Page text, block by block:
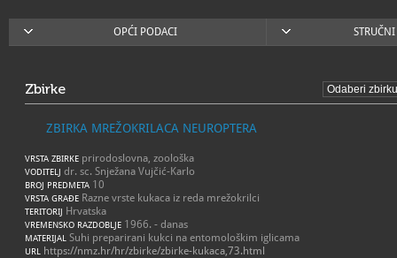
OPĆI PODACI
Zbirke
ZBIRKA MREŽOKRILACA NEUROPTERA
VRSTA ZBIRKE prirodoslovna, zoološka
VODITELJ dr. sc. Snježana Vujčić-Karlo
BROJ PREDMETA 10
VRSTA GRAĐE Razne vrste kukaca iz reda mrežokrilci
TERITORIJ Hrvatska
VREMENSKO RAZDOBLJE 1966. - danas
MATERIJAL Suhi preparirani kukci na entomološkim iglicama
URL https://nmz.hr/hr/zbirke/zbirke-kukaca,73.html